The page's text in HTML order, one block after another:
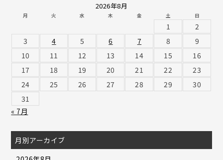
2026年8月
月 火 水 木 金 土 日
1
2
3
4 5 6 7 8
9
10
11 12 13 14 15
16
17
18 19 20 21 22
23
24
25 26 27 28 29
30
31
« 7月
月別アーカイブ